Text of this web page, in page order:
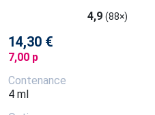
4,9 (88×)
14,30 €
7,00 p
Contenance
4 ml